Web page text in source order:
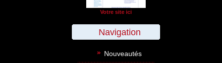
Votre site ici
Navigation
Nouveautés